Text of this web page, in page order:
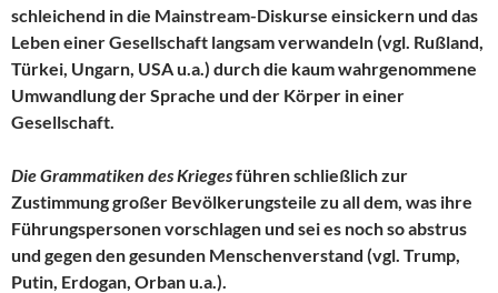
schleichend in die Mainstream-Diskurse einsickern und das
Leben einer Gesellschaft langsam verwandeln (vgl. Rußland,
Türkei, Ungarn, USA u.a.) durch die kaum wahrgenommene
Umwandlung der Sprache und der Körper in einer
Gesellschaft.
Die Grammatiken des Kriegesführen schließlich zur
Zustimmung großer Bevölkerungsteile zu all dem, was ihre
Führungspersonen vorschlagen und sei es noch so abstrus
und gegen den gesunden Menschenverstand (vgl. Trump,
Putin, Erdogan, Orban u.a.).